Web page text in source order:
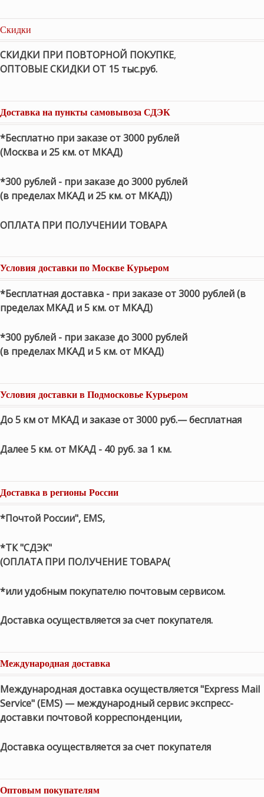
Скидки
СКИДКИ ПРИ ПОВТОРНОЙ ПОКУПКЕ,
ОПТОВЫЕ СКИДКИ ОТ 15 тыс.руб.
Доставка на пункты самовывоза СДЭК
*Бесплатно при заказе от 3000 рублей
(Москва и 25 км. от МКАД)
*300 рублей - при заказе до 3000 рублей
(в пределах МКАД и 25 км. от МКАД))
ОПЛАТА ПРИ ПОЛУЧЕНИИ ТОВАРА
Условия доставки по Москве Курьером
*Бесплатная доставка - при заказе от 3000 рублей (в
пределах МКАД и 5 км. от МКАД)
*300 рублей - при заказе до 3000 рублей
(в пределах МКАД и 5 км. от МКАД)
Условия доставки в Подмосковье Курьером
До 5 км от МКАД и заказе от 3000 руб.— бесплатная
Далее 5 км. от МКАД - 40 руб. за 1 км.
Доставка в регионы России
*Почтой России", EMS,
*ТК "СДЭК"
(ОПЛАТА ПРИ ПОЛУЧЕНИЕ ТОВАРА(
*или удобным покупателю почтовым сервисом.
Доставка осуществляется за счет покупателя.
Международная доставка
Международная доставка осуществляется "Express Mail
Service" (EMS) — международный сервис экспресс-
доставки почтовой корреспонденции,
Доставка осуществляется за счет покупателя
Оптовым покупателям